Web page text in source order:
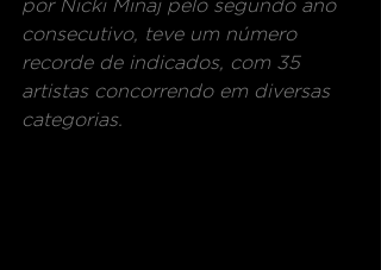
por Nicki Minaj pelo segundo ano
consecutivo, teve um número
recorde de indicados, com 35
artistas concorrendo em diversas
categorias.